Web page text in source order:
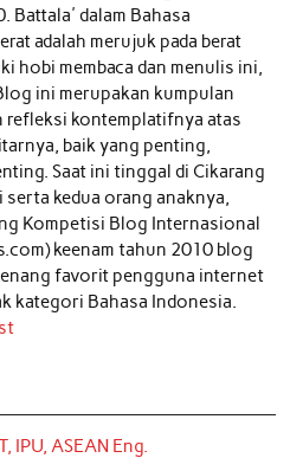
Battala' dalam Bahasa
adalah merujuk pada berat
hobi membaca dan menulis ini,
ini merupakan kumpulan
refleksi kontemplatifnya atas
baik yang penting,
Saat ini tinggal di Cikarang
kedua orang anaknya,
Kompetisi Blog Internasional
keenam tahun 2010 blog
favorit pengguna internet
kategori Bahasa Indonesia.
IPU, ASEAN Eng.